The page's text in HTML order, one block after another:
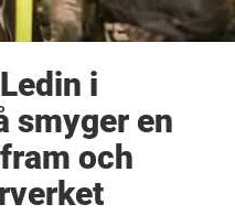
i
smyger en
och